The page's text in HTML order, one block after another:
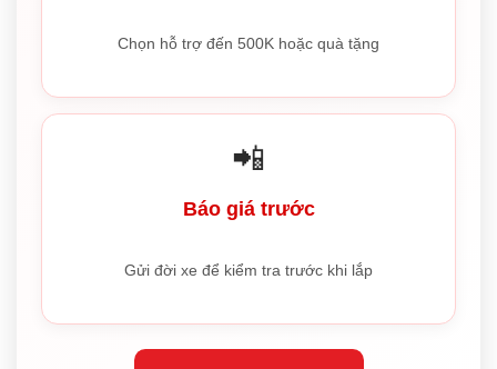
Chọn hỗ trợ đến 500K hoặc quà tặng
📲
Báo giá trước
Gửi đời xe để kiểm tra trước khi lắp